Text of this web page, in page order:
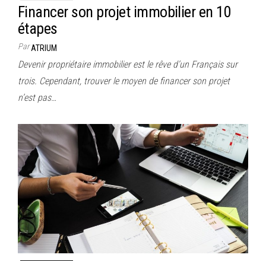
Financer son projet immobilier en 10
étapes
ParATRIUM
Devenir propriétaire immobilier est le rêve d’un Français sur
trois. Cependant, trouver le moyen de financer son projet
n’est pas…